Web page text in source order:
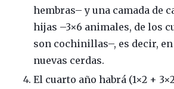
hembras– y una camada de
hijas –3×6 animales, de los
son cochinillas–, es decir, en
nuevas cerdas.
El cuarto año habrá (1×2 +